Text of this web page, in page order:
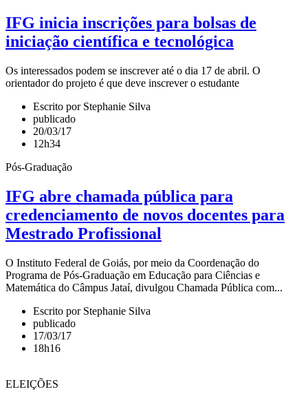
IFG inicia inscrições para bolsas de
iniciação científica e tecnológica
Os interessados podem se inscrever até o dia 17 de abril. O
orientador do projeto é que deve inscrever o estudante
Escrito por Stephanie Silva
publicado
20/03/17
12h34
Pós-Graduação
IFG abre chamada pública para
credenciamento de novos docentes para
Mestrado Profissional
O Instituto Federal de Goiás, por meio da Coordenação do
Programa de Pós-Graduação em Educação para Ciências e
Matemática do Câmpus Jataí, divulgou Chamada Pública com...
Escrito por Stephanie Silva
publicado
17/03/17
18h16
ELEIÇÕES